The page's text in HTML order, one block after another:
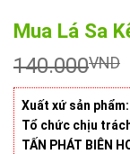
Mua Lá Sa
140.000VND
Xuất xứ sản
Tổ chức chịu
TẤN PHÁT BIÊN